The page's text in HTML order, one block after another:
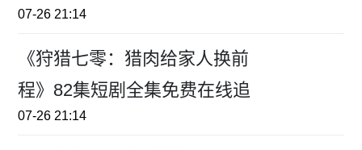
07-26 21:14
《狩猎七零：猎肉给家人换前
程》82集短剧全集免费在线追
07-26 21:14